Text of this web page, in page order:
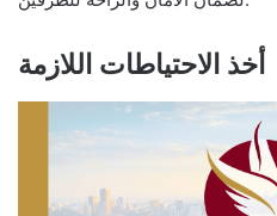
أخذ الاحتياطات اللازمة